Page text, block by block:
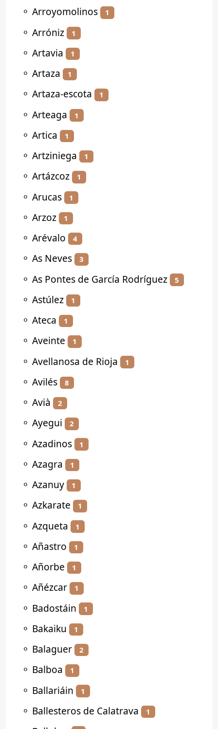
⚬ Arroyomolinos 1
⚬ Arróniz 1
⚬ Artavia 1
⚬ Artaza 1
⚬ Artaza-escota 1
⚬ Arteaga 1
⚬ Artica 1
⚬ Artziniega 1
⚬ Artázcoz 1
⚬ Arucas 1
⚬ Arzoz 1
⚬ Arévalo 4
⚬ As Neves 3
⚬ As Pontes de García Rodríguez 5
⚬ Astúlez 1
⚬ Ateca 1
⚬ Aveinte 1
⚬ Avellanosa de Rioja 1
⚬ Avilés 8
⚬ Avià 2
⚬ Ayegui 2
⚬ Azadinos 1
⚬ Azagra 1
⚬ Azanuy 1
⚬ Azkarate 1
⚬ Azqueta 1
⚬ Añastro 1
⚬ Añorbe 1
⚬ Añézcar 1
⚬ Badostáin 1
⚬ Bakaiku 1
⚬ Balaguer 2
⚬ Balboa 1
⚬ Ballariáin 1
⚬ Ballesteros de Calatrava 1